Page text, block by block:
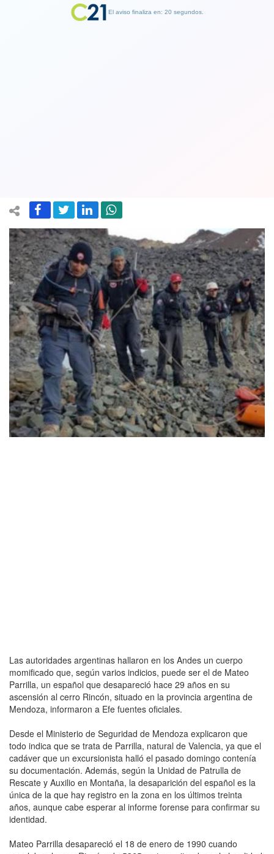
Las autoridades argentinas hallaron en los Andes un cuerpo
momificado que, según varios indicios, puede ser el de Mateo
Parrilla, un español que desapareció hace 29 años en su
ascensión al cerro Rincón, situado en la provincia argentina de
Mendoza, informaron a Efe fuentes oficiales.
Desde el Ministerio de Seguridad de Mendoza explicaron que
todo indica que se trata de Parrilla, natural de Valencia, ya que el
cadáver que un excursionista halló el pasado domingo contenía
su documentación. Además, según la Unidad de Patrulla de
Rescate y Auxilio en Montaña, la desaparición del español es la
única de la que hay registro en la zona en los últimos treinta
años, aunque cabe esperar al informe forense para confirmar su
identidad.
Mateo Parrilla desapareció el 18 de enero de 1990 cuando
El aviso finaliza en: 19 segundos.